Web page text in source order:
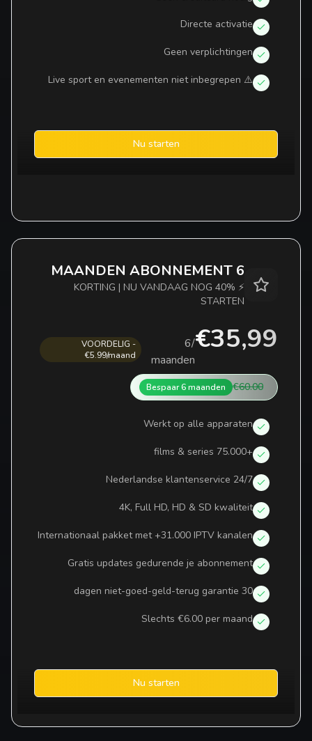
Directe activatie
Geen verplichtingen
⚠️ Live sport en evenementen niet inbegrepen
Nu starten
6 MAANDEN ABONNEMENT
⚡ 40% KORTING | NU VANDAAG NOG
STARTEN
€35,99
/
6
maanden
VOORDELIG -
€5.99/maand
€60.00
Bespaar6 maanden
Werkt op alle apparaten
+75.000 films & series
24/7 Nederlandse klantenservice
4K, Full HD, HD & SD kwaliteit
Internationaal pakket met +31.000 IPTV kanalen
Gratis updates gedurende je abonnement
30 dagen niet-goed-geld-terug garantie
Slechts €6.00 per maand
Nu starten